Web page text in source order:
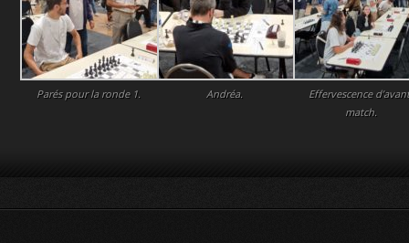
Parés pour la ronde 1. Andréa.
Effervescence
match.